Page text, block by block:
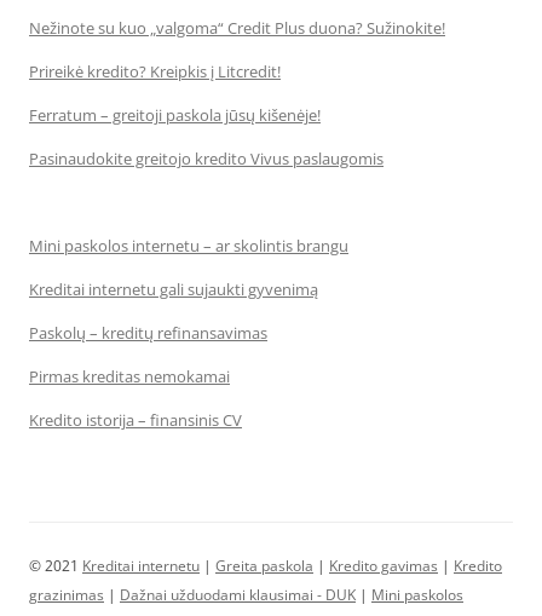
Nežinote su kuo „valgoma“ Credit Plus duona? Sužinokite!
Prireikė kredito? Kreipkis į Litcredit!
Ferratum – greitoji paskola jūsų kišenėje!
Pasinaudokite greitojo kredito Vivus paslaugomis
Mini paskolos internetu – ar skolintis brangu
Kreditai internetu gali sujaukti gyvenimą
Paskolų – kreditų refinansavimas
Pirmas kreditas nemokamai
Kredito istorija – finansinis CV
© 2021 Kreditai internetu | Greita paskola | Kredito gavimas | Kredito
grazinimas | Dažnai užduodami klausimai - DUK | Mini paskolos